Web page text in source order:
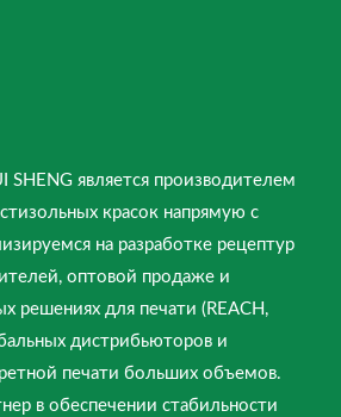
SHENG является производителем
красок напрямую с
на разработке рецептур
оптовой продаже и
решениях для печати (REACH,
дистрибьюторов и
печати больших объемов.
в обеспечении стабильности